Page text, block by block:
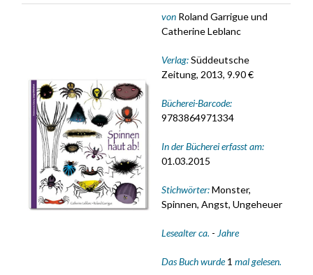
von Roland Garrigue und
Catherine Leblanc
Verlag:Süddeutsche
Zeitung, 2013, 9.90 €
Bücherei-Barcode:
9783864971334
In der Bücherei erfasst am:
01.03.2015
Stichwörter:Monster,
Spinnen, Angst, Ungeheuer
Lesealter ca. - Jahre
Das Buch wurde1 mal gelesen.